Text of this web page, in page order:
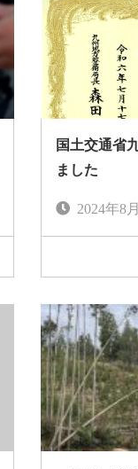
国土交通省
ました
2024年8